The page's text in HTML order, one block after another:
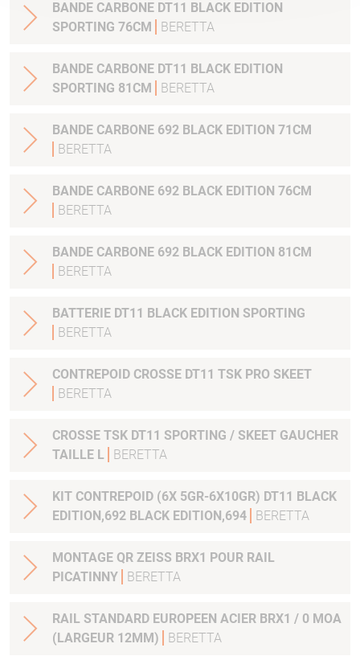
BANDE CARBONE DT11 BLACK EDITION
SPORTING 76CM
BERETTA
BANDE CARBONE DT11 BLACK EDITION
SPORTING 81CM
BERETTA
BANDE CARBONE 692 BLACK EDITION 71CM
BERETTA
BANDE CARBONE 692 BLACK EDITION 76CM
BERETTA
BANDE CARBONE 692 BLACK EDITION 81CM
BERETTA
BATTERIE DT11 BLACK EDITION SPORTING
BERETTA
CONTREPOID CROSSE DT11 TSK PRO SKEET
BERETTA
CROSSE TSK DT11 SPORTING / SKEET GAUCHER
TAILLE L
BERETTA
KIT CONTREPOID (6X 5GR-6X10GR) DT11 BLACK
EDITION,692 BLACK EDITION,694
BERETTA
MONTAGE QR ZEISS BRX1 POUR RAIL
PICATINNY
BERETTA
RAIL STANDARD EUROPEEN ACIER BRX1 / 0 MOA
(LARGEUR 12MM)
BERETTA